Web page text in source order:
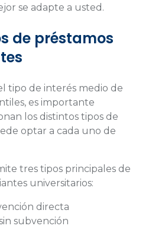
se adapte a usted.
de préstamos
tipo de interés medio de
es importante
los distintos tipos de
optar a cada uno de
tres tipos principales de
universitarios:
directa
subvención